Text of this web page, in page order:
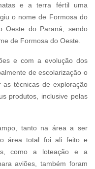
e a terra fértil uma
o nome de Formosa do
Oeste do Paraná, sendo
de Formosa do Oeste.
e com a evolução dos
de escolarização o
técnicas de exploração
produtos, inclusive pelas
tanto na área a ser
área total foi ali feito e
como a loteação e a
aviões, também foram